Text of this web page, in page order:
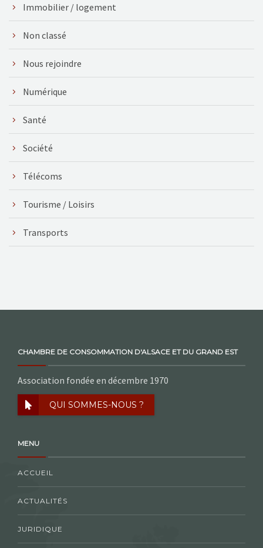
Immobilier / logement
Non classé
Nous rejoindre
Numérique
Santé
Société
Télécoms
Tourisme / Loisirs
Transports
CHAMBRE DE CONSOMMATION D'ALSACE ET DU GRAND EST
Association fondée en décembre 1970
QUI SOMMES-NOUS ?
MENU
ACCUEIL
ACTUALITÉS
JURIDIQUE